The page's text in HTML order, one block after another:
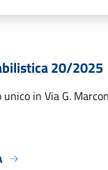
20/2025
in Via G.